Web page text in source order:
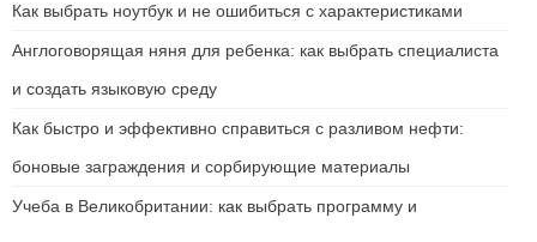
Как выбрать ноутбук и не ошибиться с характеристиками
Англоговорящая няня для ребенка: как выбрать специалиста
и создать языковую среду
Как быстро и эффективно справиться с разливом нефти:
боновые заграждения и сорбирующие материалы
Учеба в Великобритании: как выбрать программу и